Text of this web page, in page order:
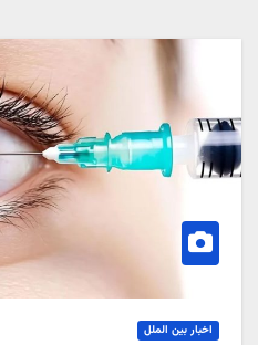
اخبار بین الملل